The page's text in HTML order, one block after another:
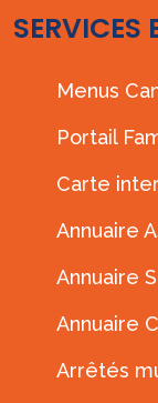
SERVICES
Menus
Portail
Carte
Annuaire
Annuaire
Annuaire
Arrêtés